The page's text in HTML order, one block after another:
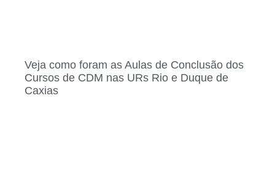
Veja como foram as Aulas de Conclusão dos
Cursos de CDM nas URs Rio e Duque de
Caxias